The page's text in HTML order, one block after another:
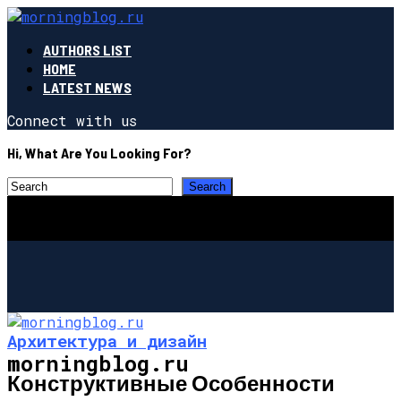
AUTHORS LIST
HOME
LATEST NEWS
Connect with us
Hi, What Are You Looking For?
morningblog.ru
Архитектура и дизайн
Конструктивные Особенности